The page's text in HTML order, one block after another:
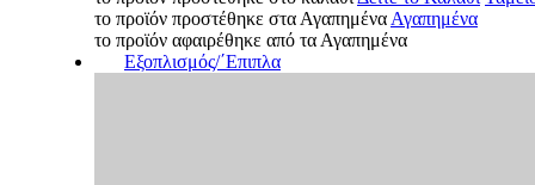
το προϊόν προστέθηκε στα Αγαπημένα Αγαπημένα
το προϊόν αφαιρέθηκε από τα Αγαπημένα
Εξοπλισμός/΄Επιπλα